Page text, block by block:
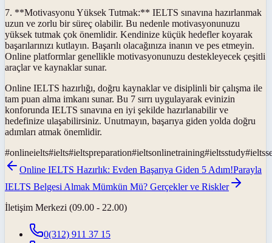
7. **Motivasyonu Yüksek Tutmak:** IELTS sınavına hazırlanmak
uzun ve zorlu bir süreç olabilir. Bu nedenle motivasyonunuzu
yüksek tutmak çok önemlidir. Kendinize küçük hedefler koyarak
başarılarınızı kutlayın. Başarılı olacağınıza inanın ve pes etmeyin.
Online platformlar genellikle motivasyonunuzu destekleyecek çeşitli
araçlar ve kaynaklar sunar.
Online IELTS hazırlığı, doğru kaynaklar ve disiplinli bir çalışma ile
tam puan alma imkanı sunar. Bu 7 sırrı uygulayarak evinizin
konforunda IELTS sınavına en iyi şekilde hazırlanabilir ve
hedefinize ulaşabilirsiniz. Unutmayın, başarıya giden yolda doğru
adımları atmak önemlidir.
#onlineielts#ielts#ieltspreparation#ieltsonlinetraining#ieltsstudy#
Online IELTS Hazırlık: Evden Başarıya Giden 5 Adım!Parayla
IELTS Belgesi Almak Mümkün Mü? Gerçekler ve Riskler
İletişim Merkezi (09.00 - 22.00)
0(312) 911 37 15